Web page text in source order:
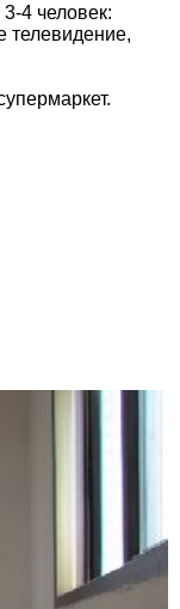
4 человек:
телевидение,